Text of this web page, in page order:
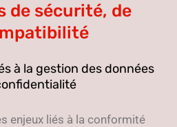
de sécurité, de
à la gestion des données
enjeux liés à la conformité